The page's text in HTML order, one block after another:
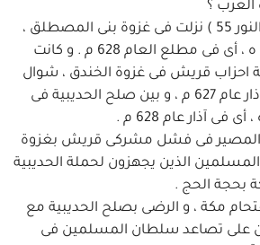
؟
تلك الآية من سورة ( النور 55 ) نزلت فى غزوة بنى المصطلق ،
فى شعبان سنة ست ه ، أى فى مطلع العام 628 م . و كانت
احزاب قريش فى غزوة الخندق ، شوال
سنة خمس ه أى فى آذار عام 627 م ، و بين صلح الحديبية فى
آذار عام 628 م .
المصير فى فشل مشركى قريش بغزوة
الذين يجهزون لحملة الحديبية
بحجة الحج .
مكة ، و الرضى بصلح الحديبية مع
على تصاعد سلطان المسلمين فى